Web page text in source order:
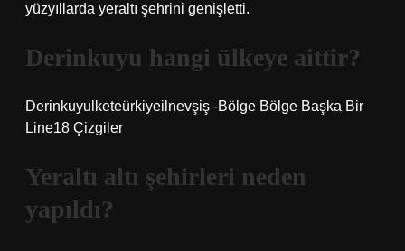
yüzyıllarda yeraltı şehrini genişletti.
Derinkuyu hangi ülkeye aittir?
Derinkuyulketeürkiyeilnevşiş -Bölge Bölge Başka Bir
Line18 Çizgiler
Yeraltı altı şehirleri neden
yapıldı?